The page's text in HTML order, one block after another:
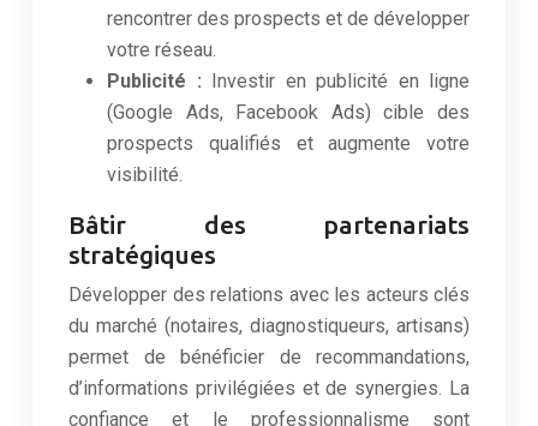
rencontrer des prospects et de développer
votre réseau.
Publicité : Investir en publicité en ligne
(Google Ads, Facebook Ads) cible des
prospects qualifiés et augmente votre
visibilité.
Bâtir des partenariats
stratégiques
Développer des relations avec les acteurs clés
du marché (notaires, diagnostiqueurs, artisans)
permet de bénéficier de recommandations,
d’informations privilégiées et de synergies. La
confiance et le professionnalisme sont